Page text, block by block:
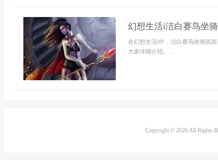
幻想生活i洁白赛鸟坐
在幻想生活i中，洁白赛鸟坐骑因
大家详细介绍。...
Copyright © 2026 All Rights